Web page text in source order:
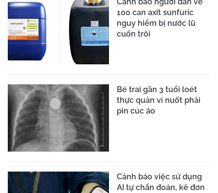
100 can axit sunfuric
nguy hiểm bị nước lũ
cuốn trôi
Bé trai gần 3 tuổi loét
thực quản vì nuốt phải
pin cúc áo
Cảnh báo việc sử dụng
AI tự chẩn đoán, kê đơn